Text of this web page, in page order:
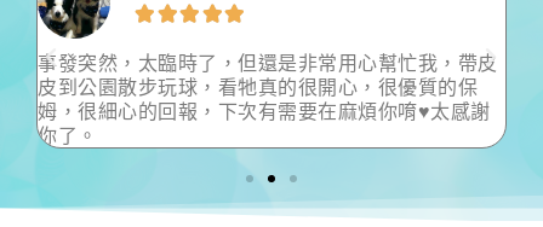

事發突然，太臨時了，但還是非常用心幫忙我，帶皮
皮到公園散步玩球，看牠真的很開心，很優質的保
姆，很細心的回報，下次有需要在麻煩你唷♥太感謝
你了。